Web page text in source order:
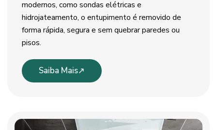
modernos, como sondas elétricas e
hidrojateamento, o entupimento é removido de
forma rápida, segura e sem quebrar paredes ou
pisos.
Saiba Mais